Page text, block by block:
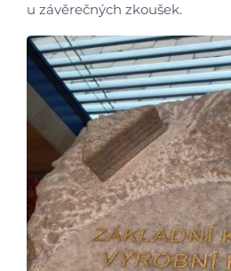
Úvod
u závěrečných zkoušek.